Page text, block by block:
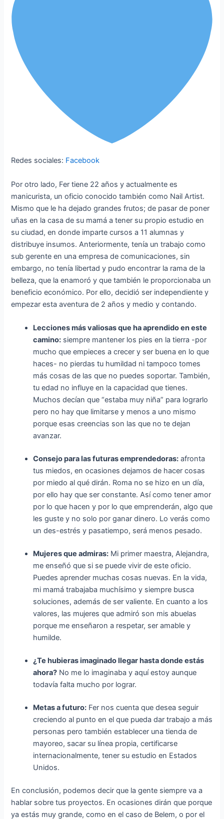
Redes sociales: Facebook
Por otro lado, Fer tiene 22 años y actualmente es
manicurista, un oficio conocido también como Nail Artist.
Mismo que le ha dejado grandes frutos; de pasar de poner
uñas en la casa de su mamá a tener su propio estudio en
su ciudad, en donde imparte cursos a 11 alumnas y
distribuye insumos. Anteriormente, tenía un trabajo como
sub gerente en una empresa de comunicaciones, sin
embargo, no tenía libertad y pudo encontrar la rama de la
belleza, que la enamoró y que también le proporcionaba un
beneficio económico. Por ello, decidió ser independiente y
empezar esta aventura de 2 años y medio y contando.
Lecciones más valiosas que ha aprendido en este
camino: siempre mantener los pies en la tierra -por
mucho que empieces a crecer y ser buena en lo que
haces- no pierdas tu humildad ni tampoco tomes
más cosas de las que no puedes soportar. También,
tu edad no influye en la capacidad que tienes.
Muchos decían que “estaba muy niña” para lograrlo
pero no hay que limitarse y menos a uno mismo
porque esas creencias son las que no te dejan
avanzar.
Consejo para las futuras emprendedoras: afronta
tus miedos, en ocasiones dejamos de hacer cosas
por miedo al qué dirán. Roma no se hizo en un día,
por ello hay que ser constante. Así como tener amor
por lo que hacen y por lo que emprenderán, algo que
les guste y no solo por ganar dinero. Lo verás como
un des-estrés y pasatiempo, será menos pesado.
Mujeres que admiras: Mi primer maestra, Alejandra,
me enseñó que si se puede vivir de este oficio.
Puedes aprender muchas cosas nuevas. En la vida,
mi mamá trabajaba muchísimo y siempre busca
soluciones, además de ser valiente. En cuanto a los
valores, las mujeres que admiró son mis abuelas
porque me enseñaron a respetar, ser amable y
humilde.
¿Te hubieras imaginado llegar hasta donde estás
ahora? No me lo imaginaba y aquí estoy aunque
todavía falta mucho por lograr.
Metas a futuro: Fer nos cuenta que desea seguir
creciendo al punto en el que pueda dar trabajo a más
personas pero también establecer una tienda de
mayoreo, sacar su línea propia, certificarse
internacionalmente, tener su estudio en Estados
Unidos.
En conclusión, podemos decir que la gente siempre va a
hablar sobre tus proyectos. En ocasiones dirán que porque
ya estás muy grande, como en el caso de Belem, o por el